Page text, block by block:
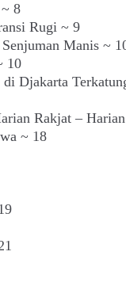
8
Rugi ~ 9
Manis ~
10
Djakarta
Rakjat –
~ 18